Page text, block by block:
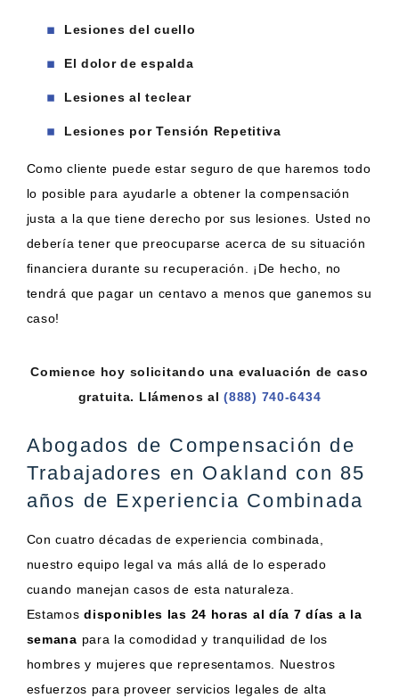
Lesiones del cuello
El dolor de espalda
Lesiones al teclear
Lesiones por Tensión Repetitiva
Como cliente puede estar seguro de que haremos todo
lo posible para ayudarle a obtener la compensación
justa a la que tiene derecho por sus lesiones. Usted no
debería tener que preocuparse acerca de su situación
financiera durante su recuperación. ¡De hecho, no
tendrá que pagar un centavo a menos que ganemos su
caso!
Comience hoy solicitando una evaluación de caso
gratuita. Llámenos al(888) 740-6434
Abogados de Compensación de
Trabajadores en Oakland con 85
años de Experiencia Combinada
Con cuatro décadas de experiencia combinada,
nuestro equipo legal va más allá de lo esperado
cuando manejan casos de esta naturaleza.
Estamosdisponibles las 24 horas al día 7 días a la
semana para la comodidad y tranquilidad de los
hombres y mujeres que representamos. Nuestros
esfuerzos para proveer servicios legales de alta